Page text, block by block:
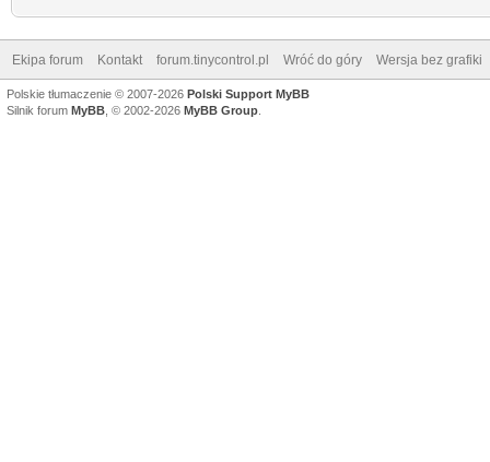
Ekipa forum Kontakt forum.tinycontrol.pl Wróć do góry Wersja bez grafiki
Polskie tłumaczenie © 2007-2026 Polski Support MyBB
Silnik forum MyBB , © 2002-2026 MyBB Group